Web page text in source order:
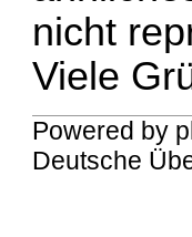
nicht
Viele
Powered by
Deutsche